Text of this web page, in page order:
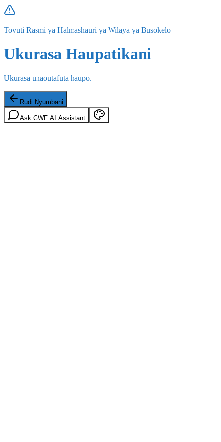
Tovuti Rasmi ya Halmashauri ya Wilaya ya Busokelo
Ukurasa Haupatikani
Ukurasa unaoutafuta haupo.
Rudi Nyumbani
Ask GWF AI Assistant